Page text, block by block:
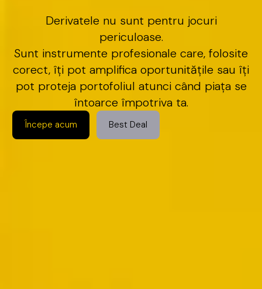
Derivatele nu sunt pentru jocuri
periculoase.
Sunt instrumente profesionale care, folosite
corect, îți pot amplifica oportunitățile sau îți
pot proteja portofoliul atunci când piața se
întoarce împotriva ta.
Începe acum Best Deal